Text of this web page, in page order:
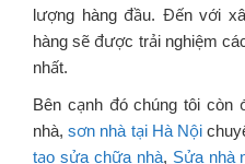
lượng hàng đầu. Đến với
hàng sẽ được trải nghiệm
nhất.
Bên cạnh đó chúng tôi
nhà,sơn nhà tại Hà Nội
tạo sửa chữa nhà, Sửa nhà